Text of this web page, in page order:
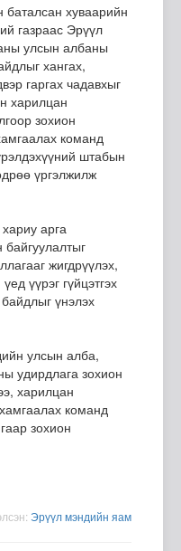
хуваарийн
газраас Эрүүл
улсын албаны
хангах,
гаргах чадавхыг
харилцан
зохион
команд
штабын
үргэлжилж
арга
жигдрүүлэх,
үүрэг гүйцэтгэх
үнэлэх
улсын алба,
удирдлага зохион
харилцан
команд
зохион
Эрүүл мэндийн яам